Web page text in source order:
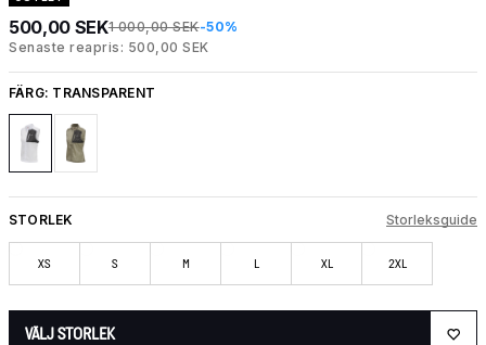
500,00 SEK1 000,00 SEK-50%
Senaste reapris: 500,00 SEK
FÄRG: TRANSPARENT
STORLEK Storleksguide
XS S M L XL 2XL
VÄLJ STORLEK